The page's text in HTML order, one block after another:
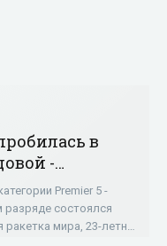
в
-
Premier 5 -
разряде состоялся
мира, 23-летняя